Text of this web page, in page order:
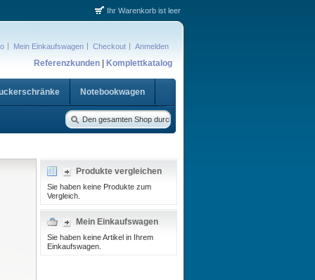
Mein Einkaufswagen Checkout Anmelden
Referenzkunden Komplettkatalog
Ihr Warenkorb ist leer
Notebookwagen
Produkte vergleichen
Sie haben keine Produkte zum
Vergleich.
Mein Einkaufswagen
Sie haben keine Artikel in Ihrem
Einkaufswagen.